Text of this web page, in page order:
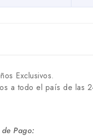
Exclusivos.
a todo el país de las
Pago: